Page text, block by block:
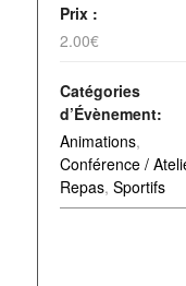
Prix :
2.00€
Catégories
d’Évènement:
Animations,
Conférence /
Repas, Sportifs